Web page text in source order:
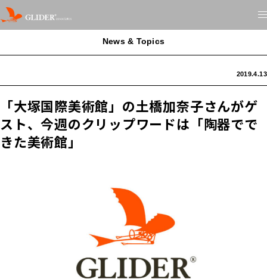
News & Topics
2019.4.13
「大塚国際美術館」の土橋加奈子さんがゲ
スト、今週のクリップワードは「陶器でで
きた美術館」